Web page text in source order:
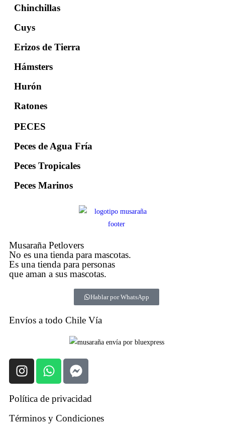
Chinchillas
Cuys
Erizos de Tierra
Hámsters
Hurón
Ratones
PECES
Peces de Agua Fría
Peces Tropicales
Peces Marinos
Musaraña Petlovers
No es una tienda para mascotas.
Es una tienda para personas
que aman a sus mascotas.
Hablar por WhatsApp
Envíos a todo Chile Vía
Política de privacidad
Términos y Condiciones